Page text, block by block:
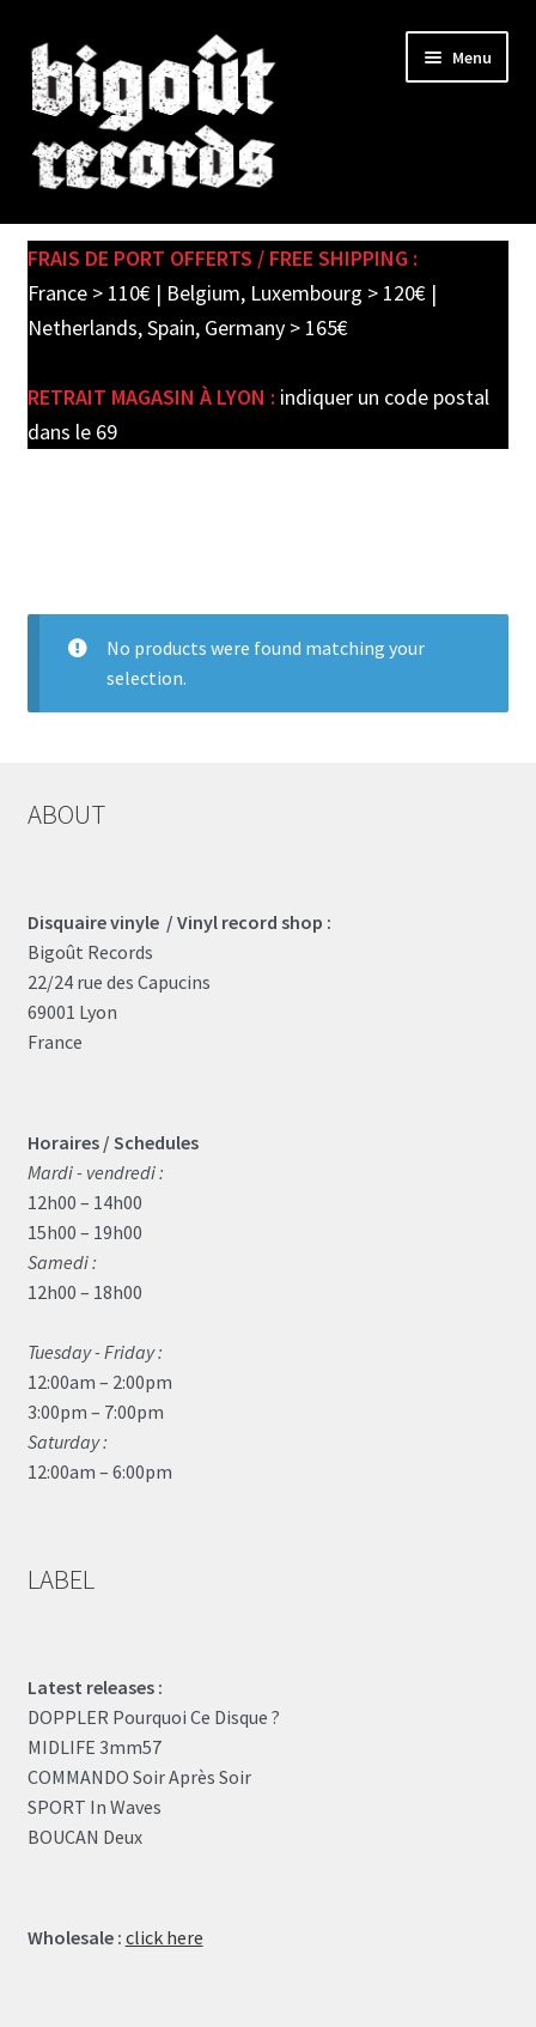
Skip
to
navigation
Skip
to
content
Menu
SHOP
child
PRE-ORDERS
FRAIS DE PORT OFFERTS / FREE SHIPPING :
France > 110€ | Belgium, Luxembourg > 120€ |
Netherlands, Spain, Germany > 165€
RETRAIT MAGASIN À LYON : indiquer un code postal
dans le 69
No products were found matching your
selection.
ABOUT
Disquaire vinyle / Vinyl record shop :
Bigoût Records
22/24 rue des Capucins
69001 Lyon
France
Horaires / Schedules
Mardi - vendredi :
12h00 – 14h00
15h00 – 19h00
Samedi :
12h00 – 18h00
Tuesday - Friday :
12:00am – 2:00pm
3:00pm – 7:00pm
Saturday :
12:00am – 6:00pm
LABEL
Latest releases :
DOPPLER Pourquoi Ce Disque ?
MIDLIFE 3mm57
COMMANDO Soir Après Soir
SPORT In Waves
BOUCAN Deux
Wholesale : click here